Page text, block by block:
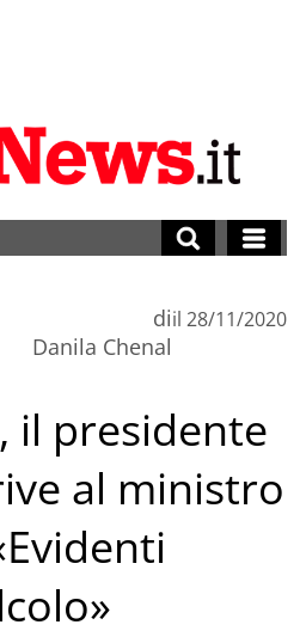
di
Danila Chenal
il 28/11/2020
il presidente
al ministro